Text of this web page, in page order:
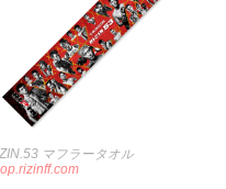
マフラータオル